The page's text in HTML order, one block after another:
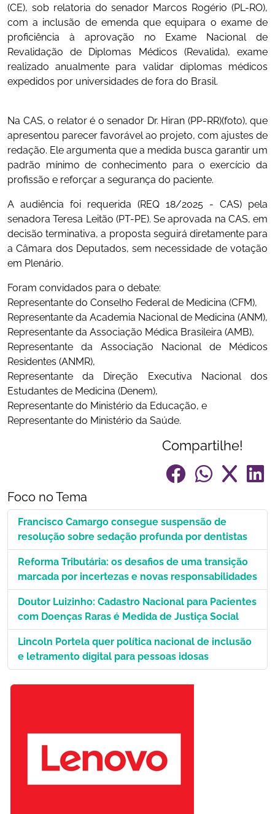
(CE), sob relatoria do senador Marcos Rogério (PL-RO),
com a inclusão de emenda que equipara o exame de
proficiência à aprovação no Exame Nacional de
Revalidação de Diplomas Médicos (Revalida), exame
realizado anualmente para validar diplomas médicos
expedidos por universidades de fora do Brasil.
Na CAS, o relator é o senador Dr. Hiran (PP-RR)(foto), que
apresentou parecer favorável ao projeto, com ajustes de
redação. Ele argumenta que a medida busca garantir um
padrão mínimo de conhecimento para o exercício da
profissão e reforçar a segurança do paciente.
A audiência foi requerida (REQ 18/2025 - CAS) pela
senadora Teresa Leitão (PT-PE). Se aprovada na CAS, em
decisão terminativa, a proposta seguirá diretamente para
a Câmara dos Deputados, sem necessidade de votação
em Plenário.
Foram convidados para o debate:
Representante do Conselho Federal de Medicina (CFM),
Representante da Academia Nacional de Medicina (ANM),
Representante da Associação Médica Brasileira (AMB),
Representante da Associação Nacional de Médicos
Residentes (ANMR),
Representante da Direção Executiva Nacional dos
Estudantes de Medicina (Denem),
Representante do Ministério da Educação, e
Representante do Ministério da Saúde.
Compartilhe!
Foco no Tema
Francisco Camargo consegue suspensão de
resolução sobre sedação profunda por dentistas
Reforma Tributária: os desafios de uma transição
marcada por incertezas e novas responsabilidades
Doutor Luizinho: Cadastro Nacional para Pacientes
com Doenças Raras é Medida de Justiça Social
Lincoln Portela quer política nacional de inclusão
e letramento digital para pessoas idosas